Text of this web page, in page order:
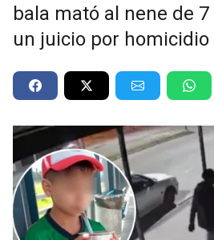
bala mató al nene de
un juicio por homicidio